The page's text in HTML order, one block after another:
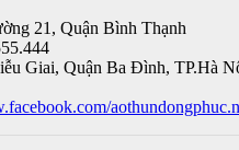
21, Quận Bình Thạnh
Giai, Quận Ba Đình, TP.Hà